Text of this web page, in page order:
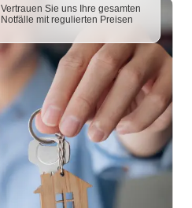
Vertrauen Sie uns Ihre gesamten
Notfälle mit regulierten Preisen